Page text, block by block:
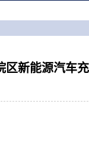
区新能源汽车